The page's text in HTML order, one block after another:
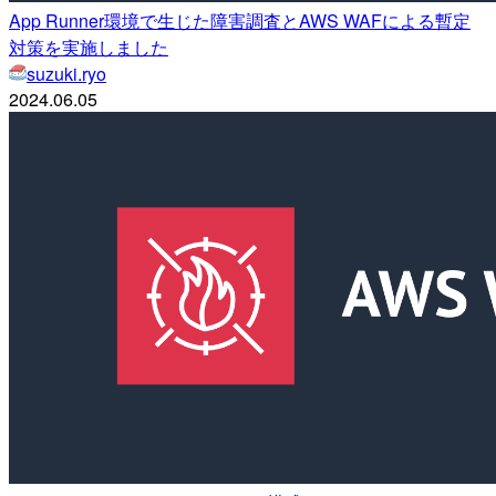
App Runner環境で生じた障害調査とAWS WAFによる暫定
対策を実施しました
suzuki.ryo
2024.06.05